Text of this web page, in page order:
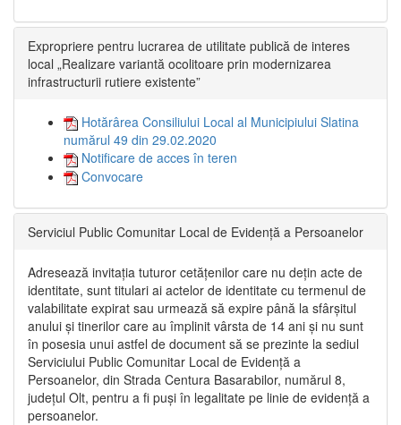
Expropriere pentru lucrarea de utilitate publică de interes
local „Realizare variantă ocolitoare prin modernizarea
infrastructurii rutiere existente”
Hotărârea Consiliului Local al Municipiului Slatina
numărul 49 din 29.02.2020
Notificare de acces în teren
Convocare
Serviciul Public Comunitar Local de Evidență a Persoanelor
Adresează invitația tuturor cetățenilor care nu dețin acte de
identitate, sunt titulari ai actelor de identitate cu termenul de
valabilitate expirat sau urmează să expire până la sfârșitul
anului și tinerilor care au împlinit vârsta de 14 ani și nu sunt
în posesia unui astfel de document să se prezinte la sediul
Serviciului Public Comunitar Local de Evidență a
Persoanelor, din Strada Centura Basarabilor, numărul 8,
județul Olt, pentru a fi puși în legalitate pe linie de evidență a
persoanelor.